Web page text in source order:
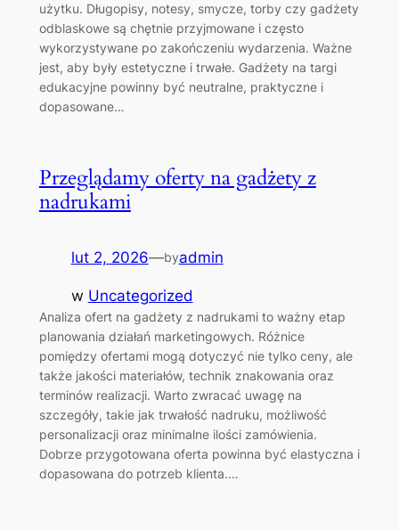
użytku. Długopisy, notesy, smycze, torby czy gadżety
odblaskowe są chętnie przyjmowane i często
wykorzystywane po zakończeniu wydarzenia. Ważne
jest, aby były estetyczne i trwałe. Gadżety na targi
edukacyjne powinny być neutralne, praktyczne i
dopasowane…
Przeglądamy oferty na gadżety z
nadrukami
lut 2, 2026—byadmin
w Uncategorized
Analiza ofert na gadżety z nadrukami to ważny etap
planowania działań marketingowych. Różnice
pomiędzy ofertami mogą dotyczyć nie tylko ceny, ale
także jakości materiałów, technik znakowania oraz
terminów realizacji. Warto zwracać uwagę na
szczegóły, takie jak trwałość nadruku, możliwość
personalizacji oraz minimalne ilości zamówienia.
Dobrze przygotowana oferta powinna być elastyczna i
dopasowana do potrzeb klienta.…